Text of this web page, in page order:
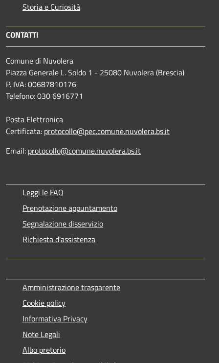
Storia e Curiosità
CONTATTI
Comune di Nuvolera
Piazza Generale L. Soldo 1 - 25080 Nuvolera (Brescia)
P. IVA: 00687810176
Telefono: 030 6916771
Posta Elettronica
Certificata: protocollo@pec.comune.nuvolera.bs.it
Email: protocollo@comune.nuvolera.bs.it
Leggi le FAQ
Prenotazione appuntamento
Segnalazione disservizio
Richiesta d'assistenza
Amministrazione trasparente
Cookie policy
Informativa Privacy
Note Legali
Albo pretorio